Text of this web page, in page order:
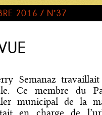
2016 / N°37
Semanaz
Ce membre du
municipal de la
en charge de